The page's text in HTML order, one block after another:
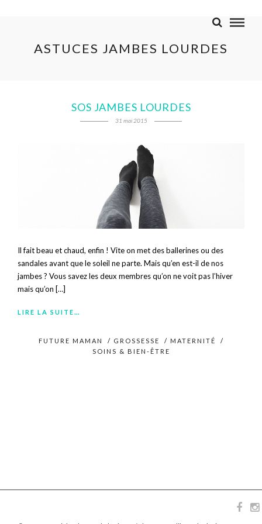
ASTUCES JAMBES LOURDES
SOS JAMBES LOURDES
31 mai 2015
Il fait beau et chaud, enfin ! Vite on met des ballerines ou des
sandales avant que le soleil ne parte. Mais qu’en est-il de nos
jambes ? Vous savez les deux membres qu’on ne voit pas l’hiver
mais qu’on […]
LIRE LA SUITE…
FUTURE MAMAN / GROSSESSE / MATERNITÉ
/
SOINS & BIEN-ÊTRE